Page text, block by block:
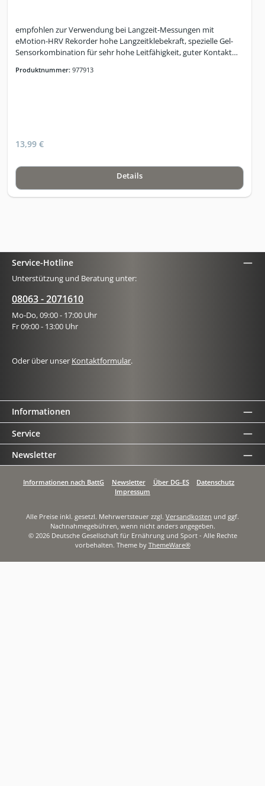
empfohlen zur Verwendung bei Langzeit-Messungen mit
eMotion-HRV Rekorder hohe Langzeitklebekraft, spezielle Gel-
Sensorkombination für sehr hohe Leitfähigkeit, guter Kontakt
Vliesmaterial - die hautfreundliche Elektrode ist auch über
Produktnummer: 977913
13,99 €
Details
Service-Hotline
Unterstützung und Beratung unter:
08063 - 2071610
Mo-Do, 09:00 - 17:00 Uhr
Fr 09:00 - 13:00 Uhr
Oder über unser Kontaktformular.
Informationen
Service
Newsletter
Informationen nach BattG Newsletter Über DG-ES
Datenschutz
Impressum
Alle Preise inkl. gesetzl. Mehrwertsteuer zzgl. Versandkosten und ggf.
Nachnahmegebühren, wenn nicht anders angegeben.
© 2026 Deutsche Gesellschaft für Ernährung und Sport - Alle Rechte
vorbehalten. Theme by ThemeWare®